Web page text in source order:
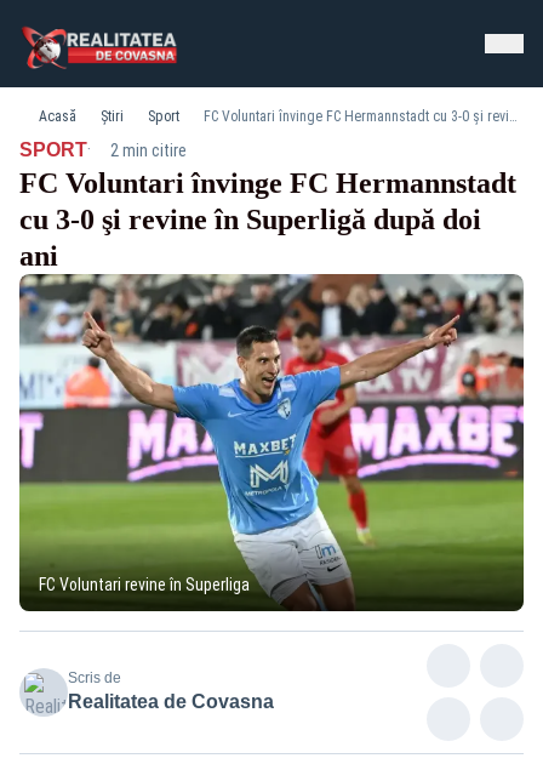
Acasă Știri Sport FC Voluntari învinge FC Hermannstadt cu 3-0 şi revine în Superligă după doi ani
SPORT· 2 min citire
FC Voluntari învinge FC Hermannstadt
cu 3-0 şi revine în Superligă după doi
ani
FC Voluntari revine în Superliga
Scris de
Realitatea de Covasna